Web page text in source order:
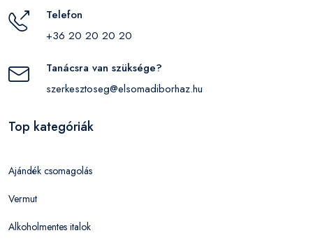
Telefon
+36 20 20 20 20
Tanácsra van szüksége?
szerkesztoseg@elsomadiborhaz.hu
Top kategóriák
Ajándék csomagolás
Vermut
Alkoholmentes italok